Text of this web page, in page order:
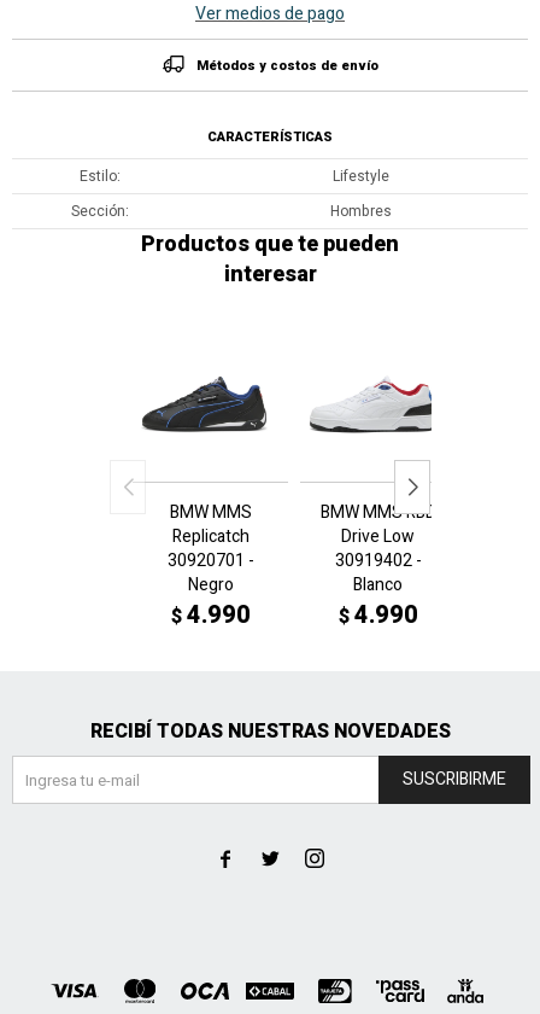
Ver medios de pago
Métodos y costos de envío
CARACTERÍSTICAS
Estilo
Lifestyle
Sección
Hombres
Productos que te pueden
interesar
BMW MMS
Replicatch
30920701 -
Negro
$4.990
BMW MMS RBD
Drive Low
30919402 -
Blanco
$4.990
RECIBÍ TODAS NUESTRAS NOVEDADES
SUSCRIBIRME
  